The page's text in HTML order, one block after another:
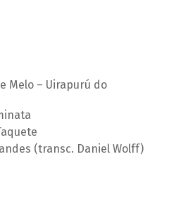
Melo – Uirapurú do
(transc. Daniel Wolff)